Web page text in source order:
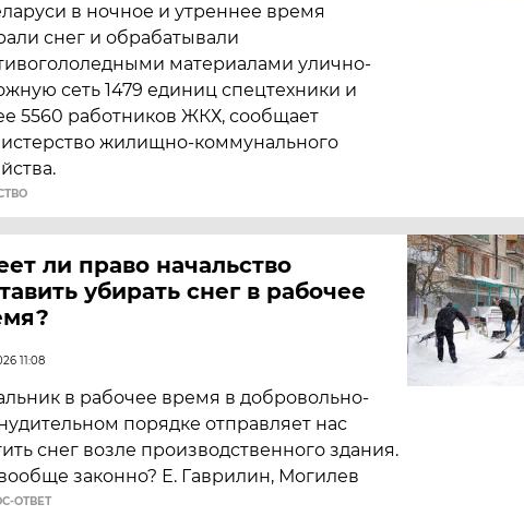
в ночное и утреннее время
снег и обрабатывали
материалами улично-
сеть 1479 единиц спецтехники и
5560 работников ЖКХ, сообщает
жилищно-коммунального
ли право начальство
убирать снег в рабочее
11:08
в рабочее время в добровольно-
порядке отправляет нас
снег возле производственного здания.
законно? Е. Гаврилин, Могилев
ОТВЕТ